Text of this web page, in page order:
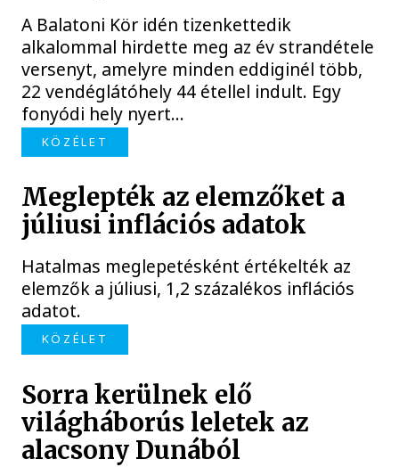
A Balatoni Kör idén tizenkettedik
alkalommal hirdette meg az év strandétele
versenyt, amelyre minden eddiginél több,
22 vendéglátóhely 44 étellel indult. Egy
fonyódi hely nyert...
KÖZÉLET
Meglepték az elemzőket a
júliusi inflációs adatok
Hatalmas meglepetésként értékelték az
elemzők a júliusi, 1,2 százalékos inflációs
adatot.
KÖZÉLET
Sorra kerülnek elő
világháborús leletek az
alacsony Dunából